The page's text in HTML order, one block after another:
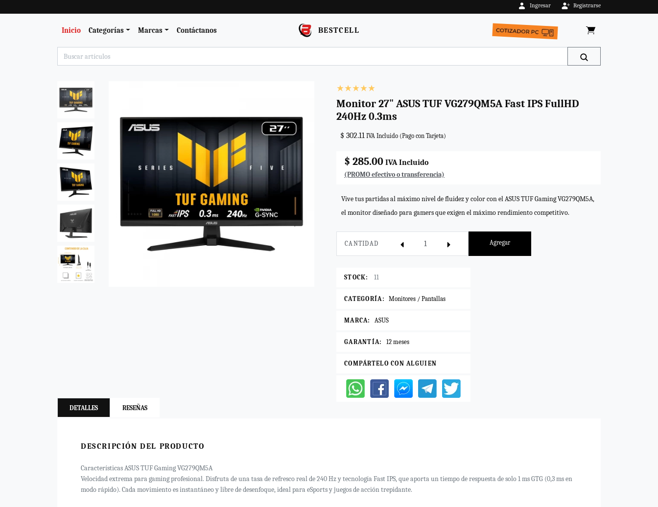
Ingresar Registrarse
BESTCELL
Inicio Categorías Marcas Contáctanos
Monitor 27" ASUS TUF VG279QM5A Fast IPS FullHD
240Hz 0.3ms
$ 302.11 IVA Incluido (Pago con Tarjeta)
$ 285.00 IVA Incluido
(PROMO efectivo o transferencia)
Vive tus partidas al máximo nivel de fluidez y color con el ASUS TUF Gaming VG279QM5A,
el monitor diseñado para gamers que exigen el máximo rendimiento competitivo.
CANTIDAD Agregar
STOCK: 11
CATEGORÍA: Monitores / Pantallas
MARCA: ASUS
GARANTÍA: 12 meses
COMPÁRTELO CON ALGUIEN
DETALLES RESEÑAS
DESCRIPCIÓN DEL PRODUCTO
Características ASUS TUF Gaming VG279QM5A
Velocidad extrema para gaming profesional. Disfruta de una tasa de refresco real de 240 Hz y tecnología Fast IPS, que aporta un tiempo de respuesta de solo 1 ms GTG (0,3 ms en
modo rápido). Cada movimiento es instantáneo y libre de desenfoque, ideal para eSports y juegos de acción trepidante.